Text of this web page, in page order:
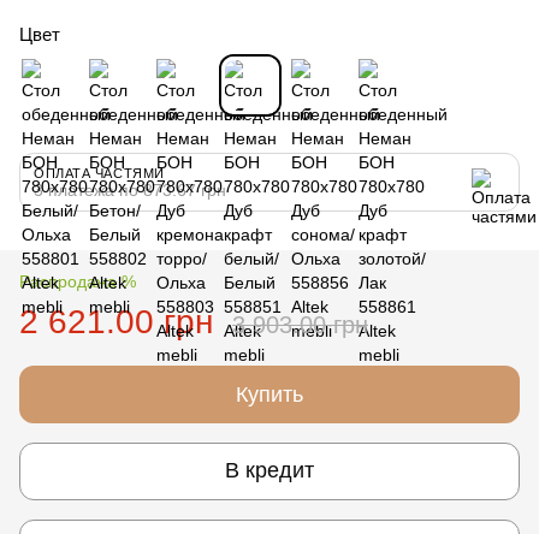
Цвет
ОПЛАТА ЧАСТЯМИ
3 платежа по 873.67 грн
Распродажа %
2 621.00 грн 3 903.00 грн
Купить
В кредит